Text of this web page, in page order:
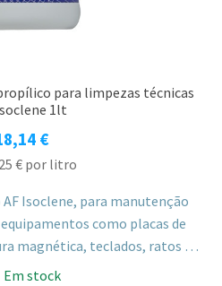
para limpezas técnicas
1lt
€
€ por litro
Isoclene, para manutenção
como placas de
magnética, teclados, ratos e
sem deixar resíduos.
Em stock